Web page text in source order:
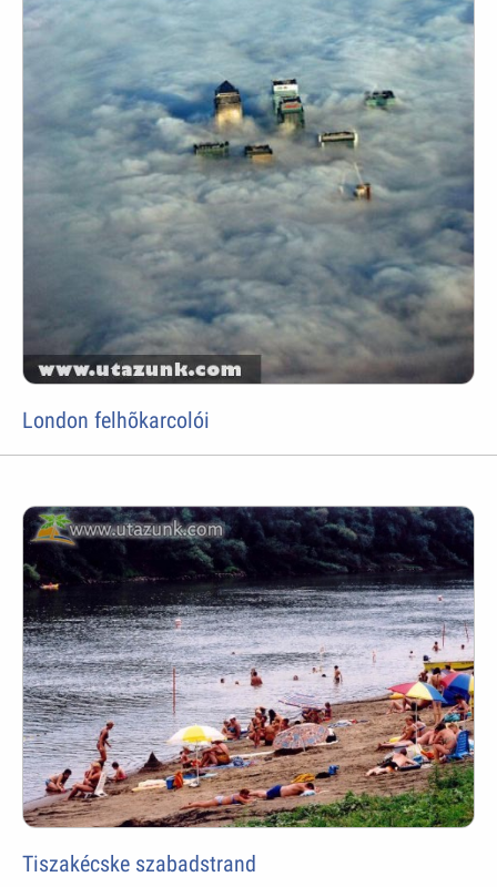
London felhõkarcolói
Tiszakécske szabadstrand